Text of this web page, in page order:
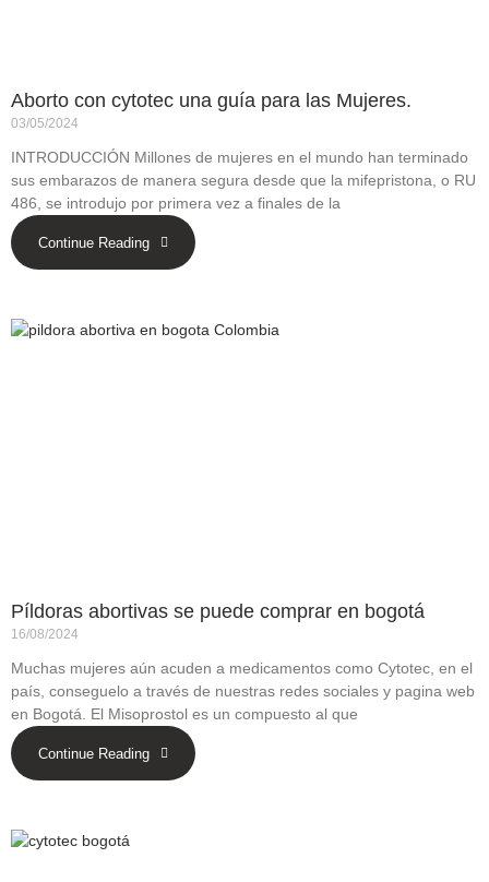
Aborto con cytotec una guía para las Mujeres.
03/05/2024
INTRODUCCIÓN Millones de mujeres en el mundo han terminado
sus embarazos de manera segura desde que la mifepristona, o RU
486, se introdujo por primera vez a finales de la
Continue Reading
Píldoras abortivas se puede comprar en bogotá
16/08/2024
Muchas mujeres aún acuden a medicamentos como Cytotec, en el
país, conseguelo a través de nuestras redes sociales y pagina web
en Bogotá. El Misoprostol es un compuesto al que
Continue Reading